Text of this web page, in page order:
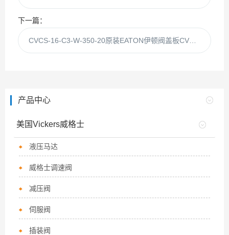
下一篇：
产品中心
美国Vickers威格士
液压马达
威格士调速阀
减压阀
伺服阀
插装阀